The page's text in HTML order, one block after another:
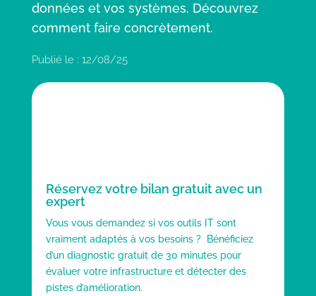
données et vos systèmes. Découvrez
comment faire concrètement.
Publié le : 12/08/25
Réservez votre bilan gratuit avec un
expert
Vous vous demandez si vos outils IT sont
vraiment adaptés à vos besoins ? Bénéficiez
d’un diagnostic gratuit de 30 minutes pour
évaluer votre infrastructure et détecter des
pistes d’amélioration.